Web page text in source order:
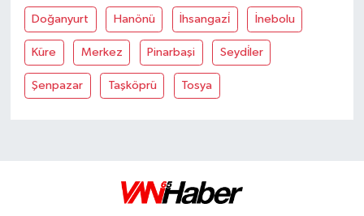
Doğanyurt Hanönü İhsangazi̇ İnebolu
Küre Merkez Pinarbaşi Seydi̇ler
Şenpazar Taşköprü Tosya